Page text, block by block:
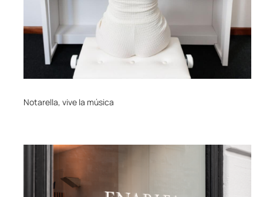
Notarella, vive la música